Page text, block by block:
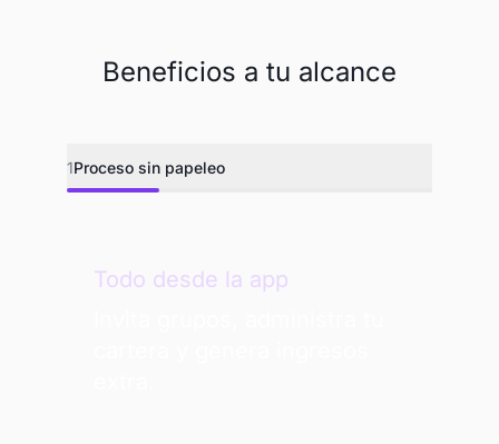
Beneficios a tu alcance
1Proceso sin papeleo
Todo desde la app